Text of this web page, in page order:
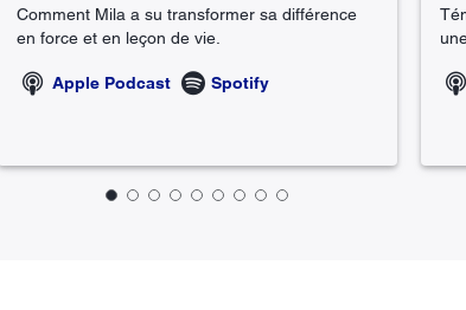
Comment Mila a su transformer sa différence
en force et en leçon de vie.
Apple Podcast Spotify